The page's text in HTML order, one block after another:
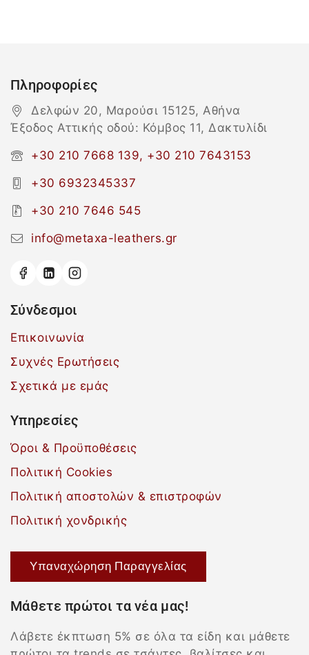
Πληροφορίες
Δελφών 20, Μαρούσι 15125, Αθήνα
Έξοδος Αττικής οδού: Κόμβος 11, Δακτυλίδι
+30 210 7668 139, +30 210 7643153
+30 6932345337
+30 210 7646 545
info@metaxa-leathers.gr
Σύνδεσμοι
Επικοινωνία
Συχνές Ερωτήσεις
Σχετικά με εμάς
Υπηρεσίες
Όροι & Προϋποθέσεις
Πολιτική Cookies
Πολιτική αποστολών & επιστροφών
Πολιτική χονδρικής
Υπαναχώρηση Παραγγελίας
Μάθετε πρώτοι τα νέα μας!
Λάβετε έκπτωση 5% σε όλα τα είδη και μάθετε